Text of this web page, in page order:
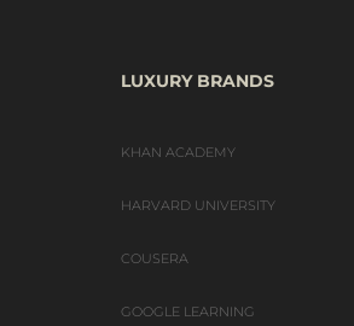
LUXURY BRANDS
KHAN ACADEMY
HARVARD UNIVERSITY
COUSERA
GOOGLE LEARNING